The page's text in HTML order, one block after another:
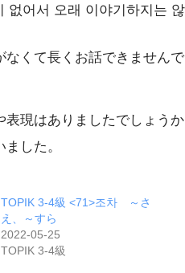
없어서 오래 이야기하지는
なくて長くお話できませんで
現はありましたでしょうか
した。
TOPIK 3-4級 <71>조차 ～さ
え、～すら
2022-05-25
TOPIK 3-4級